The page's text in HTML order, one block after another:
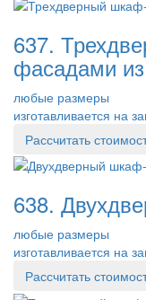
637.
фасадами
любые размеры
изготавливается на
Рассчитать
638.
любые размеры
изготавливается на
Рассчитать